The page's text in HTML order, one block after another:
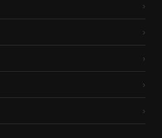
›
›
›
›
›